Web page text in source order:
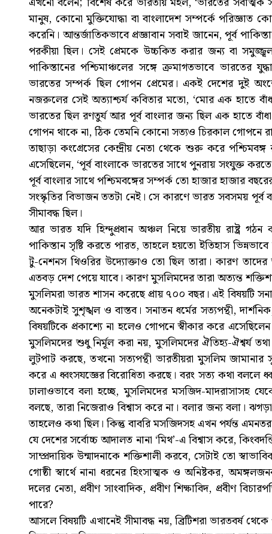
মানুষ, কোনো মুক্তিযোদ্ধা বা বাংলাদেশ সম্পর্কে
করেনি। আন্তর্জাতিকভাবে প্রজ্ঞাবান সবাই জানেন, পূর্ব
পরকীয়া ছিল। সেই প্রেমকে উচ্চকিত করার জন্য বা
পাকিস্তানের পশ্চিমাঞ্চলের সঙ্গে ক্রমাগতভাবে ভারতের
ভারতের সম্পর্ক ছিল গোপন প্রেমের। একই দেশের দুই
নজরুলের সেই অত্যাশ্চর্য কবিতার মতো, ‘মোর এক হাতে
ভারতের ছিল রণতুর্য আর পূর্ব বাংলার জন্য ছিল এক হাতে
গোপন থাকে না, ঠিক তেমনি কোনো সত্যও চিরকাল গোপনে
তাছাড়া কংগ্রেসের কেন্দ্রীয় নেতা থেকে শুরু করে
এসেছিলেন, ‘পূর্ব বাংলাকে ভারতের সাথে পুনরায় সংযুক্ত
পূর্ব বাংলার সাথে পশ্চিমবঙ্গের সম্পর্ক তো হাজার হাজার
সংস্কৃতির বিভাজন ততটা নেই। সে কারণে ভারত সবসময়
সীমাবদ্ধ ছিল।
আর ভারত যদি হিন্দুপ্রধান অঞ্চল নিয়ে ভারতীয় রাষ্ট্র
পাকিস্তান সৃষ্টি করতে পারত, তাহলে হয়তো ইতিহাস ভিন্নভাবে
টু-নেশনস থিওরির উদ্যোক্তাও তো ছিল তারা। কারণ তাদের
এতবড় দেশ পেয়ে যাবে। কারণ মুসলিমদের তারা অত্যন্ত
মুসলিমরা ভারত শাসন করেছে প্রায় ৭০০ বছর। এই বিষয়টি
অনেকটাই সুশৃঙ্খল ও বাস্তব। সনাতন ধর্মের সত্যপন্থী,
বিষয়টিকে প্রকাশ্যে না হলেও গোপনে স্বীকার করে
মুসলিমদের শুধু নির্মূল করা নয়, মুসলিমদের ঐতিহ্য-ঐশ্বর্য
লুটপাট করছে, তখনো সত্যপন্থী ভারতীয়রা মুসলিম জামানার
করে এ ধ্বংসযজ্ঞের বিরোধিতা করছে। বরং সত্য কথা বললে
ঢালাওভাবে বলা হচ্ছে, মুসলিমদের মসজিদ-মাদরাসাসহ
বলছে, তারা নিজেরাও বিশ্বাস করে না। বলার জন্য বলা।
তাহলেও কথা ছিল। কিন্তু বাবরি মসজিদসহ এখন পর্যন্ত
যে দেশের সর্বোচ্চ আদালত নানা ‘মিথ’-এ বিশ্বাস করে,
সাম্প্রদায়িক উন্মাদনাকে শক্তিশালী করবে, সেটাই তো
গোষ্ঠী স্বার্থে নানা ধরনের হিংসাত্মক ও অনিষ্টকর,
দলের নেতা, প্রবীণ সাংবাদিক, প্রবীণ শিক্ষাবিদ, প্রবীণ
পারে?
আসলে বিষয়টি এখানেই সীমাবদ্ধ নয়, ব্রিটিশরা ভারতবর্ষ